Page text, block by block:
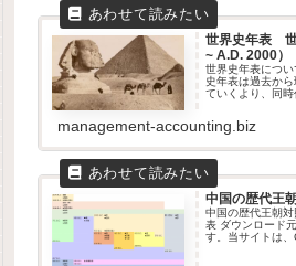
世界史年表
~ A.D. 2000）
世界史年表につ
史年表は過去か
ていくより、同
の2次元（2D）
るのがいい。年
management-accounting.biz
中国の歴代王朝
中国の歴代王朝
表 ダウンロード
す。当サイトは、